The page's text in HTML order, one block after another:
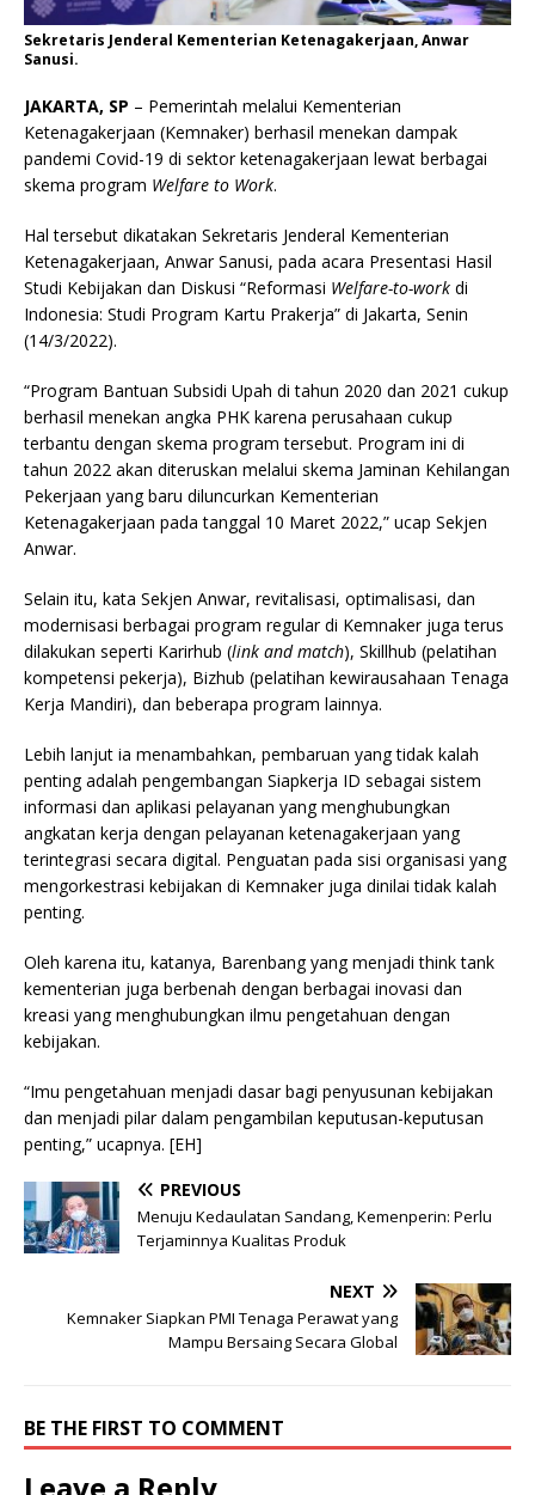
Sekretaris Jenderal Kementerian Ketenagakerjaan, Anwar
Sanusi.
JAKARTA, SP – Pemerintah melalui Kementerian
Ketenagakerjaan (Kemnaker) berhasil menekan dampak
pandemi Covid-19 di sektor ketenagakerjaan lewat berbagai
skema program Welfare to Work.
Hal tersebut dikatakan Sekretaris Jenderal Kementerian
Ketenagakerjaan, Anwar Sanusi, pada acara Presentasi Hasil
Studi Kebijakan dan Diskusi “Reformasi Welfare-to-work di
Indonesia: Studi Program Kartu Prakerja” di Jakarta, Senin
(14/3/2022).
“Program Bantuan Subsidi Upah di tahun 2020 dan 2021 cukup
berhasil menekan angka PHK karena perusahaan cukup
terbantu dengan skema program tersebut. Program ini di
tahun 2022 akan diteruskan melalui skema Jaminan Kehilangan
Pekerjaan yang baru diluncurkan Kementerian
Ketenagakerjaan pada tanggal 10 Maret 2022,” ucap Sekjen
Anwar.
Selain itu, kata Sekjen Anwar, revitalisasi, optimalisasi, dan
modernisasi berbagai program regular di Kemnaker juga terus
dilakukan seperti Karirhub (link and match), Skillhub (pelatihan
kompetensi pekerja), Bizhub (pelatihan kewirausahaan Tenaga
Kerja Mandiri), dan beberapa program lainnya.
Lebih lanjut ia menambahkan, pembaruan yang tidak kalah
penting adalah pengembangan Siapkerja ID sebagai sistem
informasi dan aplikasi pelayanan yang menghubungkan
angkatan kerja dengan pelayanan ketenagakerjaan yang
terintegrasi secara digital. Penguatan pada sisi organisasi yang
mengorkestrasi kebijakan di Kemnaker juga dinilai tidak kalah
penting.
Oleh karena itu, katanya, Barenbang yang menjadi think tank
kementerian juga berbenah dengan berbagai inovasi dan
kreasi yang menghubungkan ilmu pengetahuan dengan
kebijakan.
“Imu pengetahuan menjadi dasar bagi penyusunan kebijakan
dan menjadi pilar dalam pengambilan keputusan-keputusan
penting,” ucapnya. [EH]
PREVIOUS
Menuju Kedaulatan Sandang, Kemenperin: Perlu
Terjaminnya Kualitas Produk
NEXT
Kemnaker Siapkan PMI Tenaga Perawat yang
Mampu Bersaing Secara Global
BE THE FIRST TO COMMENT
Leave a Reply